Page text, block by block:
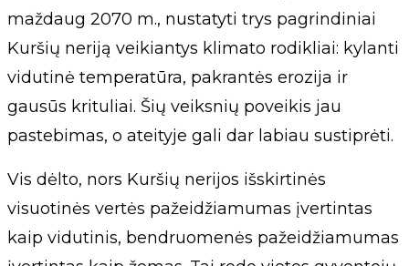
maždaug 2070 m., nustatyti trys pagrindiniai
Kuršių neriją veikiantys klimato rodikliai: kylanti
vidutinė temperatūra, pakrantės erozija ir
gausūs krituliai. Šių veiksnių poveikis jau
pastebimas, o ateityje gali dar labiau sustiprėti.
Vis dėlto, nors Kuršių nerijos išskirtinės
visuotinės vertės pažeidžiamumas įvertintas
kaip vidutinis, bendruomenės pažeidžiamumas